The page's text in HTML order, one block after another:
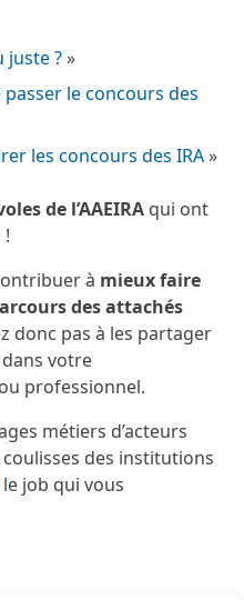
juste ?»
le concours des
les concours des IRA»
de l’AAEIRA qui ont
à mieux faire
des attachés
donc pas à les partager
votre
professionnel.
métiers d’acteurs
coulisses des institutions
le job qui vous